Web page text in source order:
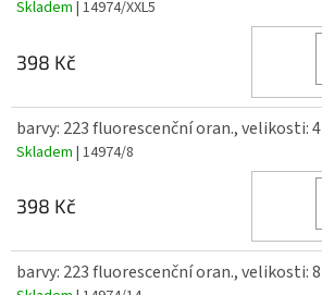
Skladem | 14974/XXL5
398 Kč
barvy: 223 fluorescenční oran., velikosti: 4
Skladem | 14974/8
398 Kč
barvy: 223 fluorescenční oran., velikosti: 8